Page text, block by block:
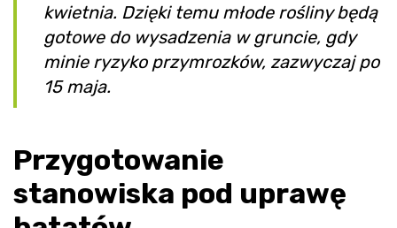
kwietnia. Dzięki temu młode rośliny będą
gotowe do wysadzenia w gruncie, gdy
minie ryzyko przymrozków, zazwyczaj po
15 maja.
Przygotowanie
stanowiska pod uprawę